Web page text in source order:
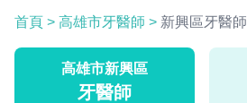
首頁 > 高雄市牙醫師 > 新興區牙醫師
高雄市新興區
牙醫師